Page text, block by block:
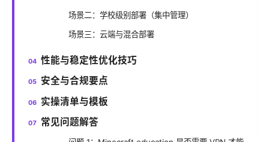
场景二：学校级别部署（集中管理）
场景三：云端与混合部署
性能与稳定性优化技巧
安全与合规要点
实操清单与模板
常见问题解答